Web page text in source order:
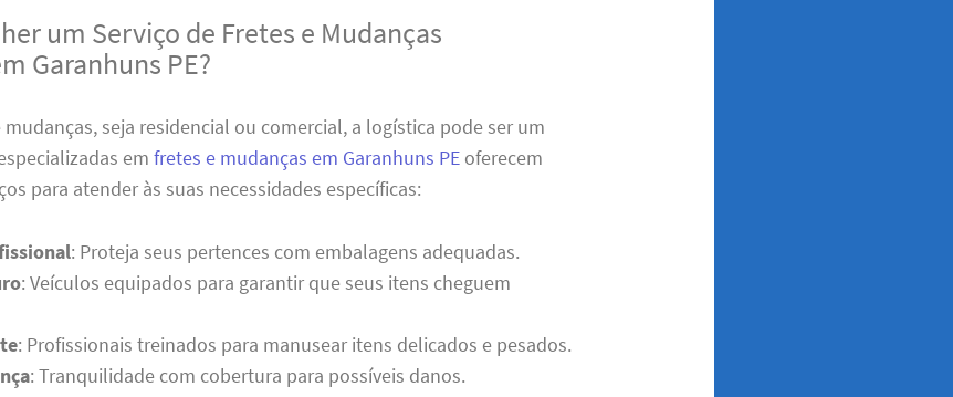
um Serviço de Fretes e Mudanças
Garanhuns PE?
seja residencial ou comercial, a logística pode ser um
emfretes e mudanças em Garanhuns PE oferecem
para atender às suas necessidades específicas:
: Proteja seus pertences com embalagens adequadas.
: Veículos equipados para garantir que seus itens cheguem
: Profissionais treinados para manusear itens delicados e pesados.
: Tranquilidade com cobertura para possíveis danos.